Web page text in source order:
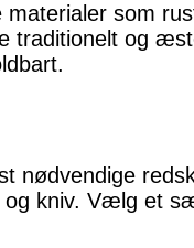
som
traditionelt og
nødvendige
kniv. Vælg et